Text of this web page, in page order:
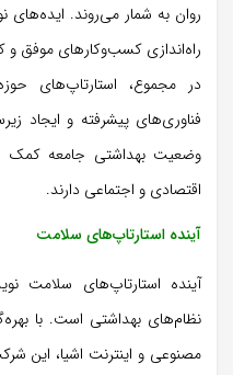
روان به شمار می‌روند. ایده‌های
راه‌اندازی کسب‌وکارهای موفق
در مجموع، استارتاپ‌های
فناوری‌های پیشرفته و ایجاد
وضعیت بهداشتی جامعه کمک
اقتصادی و اجتماعی دارند.
آینده استارتاپ‌های سلامت
آینده استارتاپ‌های سلامت
نظام‌های بهداشتی است. با
مصنوعی و اینترنت اشیا، این